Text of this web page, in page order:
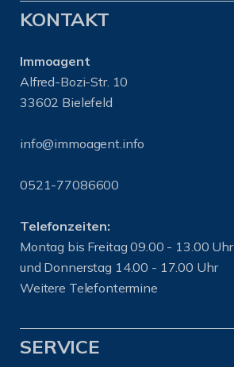
KONTAKT
Immoagent
Alfred-Bozi-Str. 10
33602 Bielefeld
info@immoagent.info
0521-77086600
Telefonzeiten:
Montag bis Freitag 09.00 - 13.00 Uhr
und Donnerstag 14.00 - 17.00 Uhr
Weitere Telefontermine
SERVICE